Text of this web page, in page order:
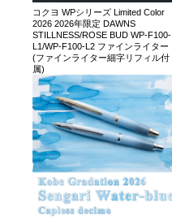
コクヨ WPシリーズ Limited Color
2026 2026年限定 DAWNS
STILLNESS/ROSE BUD WP-F100-
L1/WP-F100-L2 ファインライター
(ファインライター細字リフィル付
属)